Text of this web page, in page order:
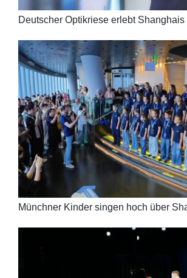
Deutscher Optikriese erlebt Shanghais
Münchner Kinder singen hoch über